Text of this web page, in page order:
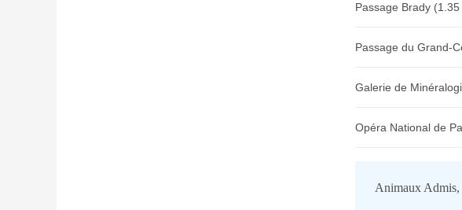
Passage Brady (1.35
Passage du Grand-
Galerie de
Opéra National de
Animaux Admis,